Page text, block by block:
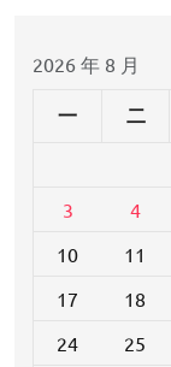
2026 年 8 月
一 二
3
4
10
11
17
18
24
25